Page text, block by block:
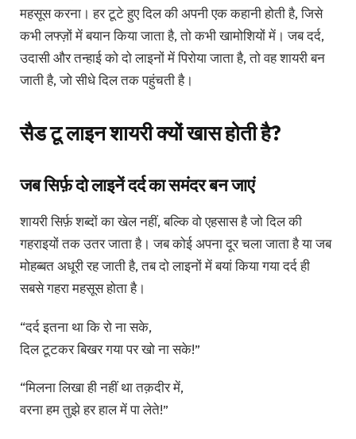
महसूस करना। हर टूटे हुए दिल की अपनी एक कहानी होती है, जिसे
कभी लफ्ज़ों में बयान किया जाता है, तो कभी खामोशियों में। जब दर्द,
उदासी और तन्हाई को दो लाइनों में पिरोया जाता है, तो वह शायरी बन
जाती है, जो सीधे दिल तक पहुंचती है।
सैड टू लाइन शायरी क्यों खास होती है?
जब सिर्फ़ दो लाइनें दर्द का समंदर बन जाएं
शायरी सिर्फ़ शब्दों का खेल नहीं, बल्कि वो एहसास है जो दिल की
गहराइयों तक उतर जाता है। जब कोई अपना दूर चला जाता है या जब
मोहब्बत अधूरी रह जाती है, तब दो लाइनों में बयां किया गया दर्द ही
सबसे गहरा महसूस होता है।
“दर्द इतना था कि रो ना सके,
दिल टूटकर बिखर गया पर खो ना सके!”
“मिलना लिखा ही नहीं था तक़दीर में,
वरना हम तुझे हर हाल में पा लेते!”